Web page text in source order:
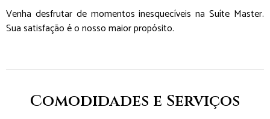
Venha desfrutar de momentos inesquecíveis na Suíte Master.
Sua satisfação é o nosso maior propósito.
Comodidades e Serviços